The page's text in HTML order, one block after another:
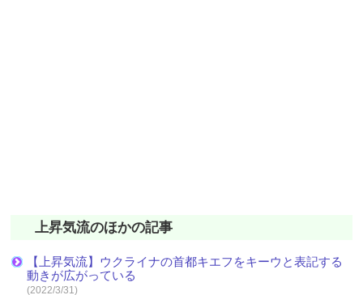
上昇気流のほかの記事
【上昇気流】ウクライナの首都キエフをキーウと表記する
動きが広がっている
(2022/3/31)